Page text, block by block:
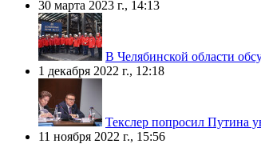
30 марта 2023 г., 14:13
В Челябинской области
1 декабря 2022 г., 12:18
Текслер попросил Путина
11 ноября 2022 г., 15:56